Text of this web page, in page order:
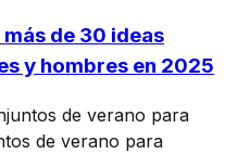
de 30 ideas
y hombres en 2025
de verano para
de verano para